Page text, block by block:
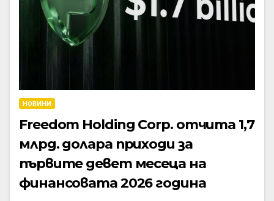
НОВИНИ
Freedom Holding Corp. отчита 1,7
млрд. долара приходи за
първите девет месеца на
финансовата 2026 година